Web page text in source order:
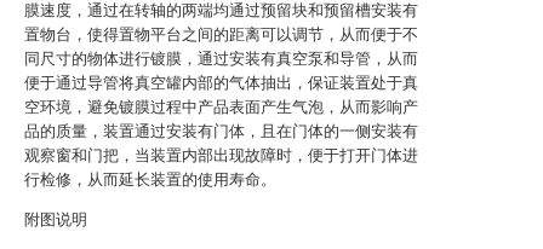
膜速度，通过在转轴的两端均通过预留块和预留槽安装有
置物台，使得置物平台之间的距离可以调节，从而便于不
同尺寸的物体进行镀膜，通过安装有真空泵和导管，从而
便于通过导管将真空罐内部的气体抽出，保证装置处于真
空环境，避免镀膜过程中产品表面产生气泡，从而影响产
品的质量，装置通过安装有门体，且在门体的一侧安装有
观察窗和门把，当装置内部出现故障时，便于打开门体进
行检修，从而延长装置的使用寿命。
附图说明